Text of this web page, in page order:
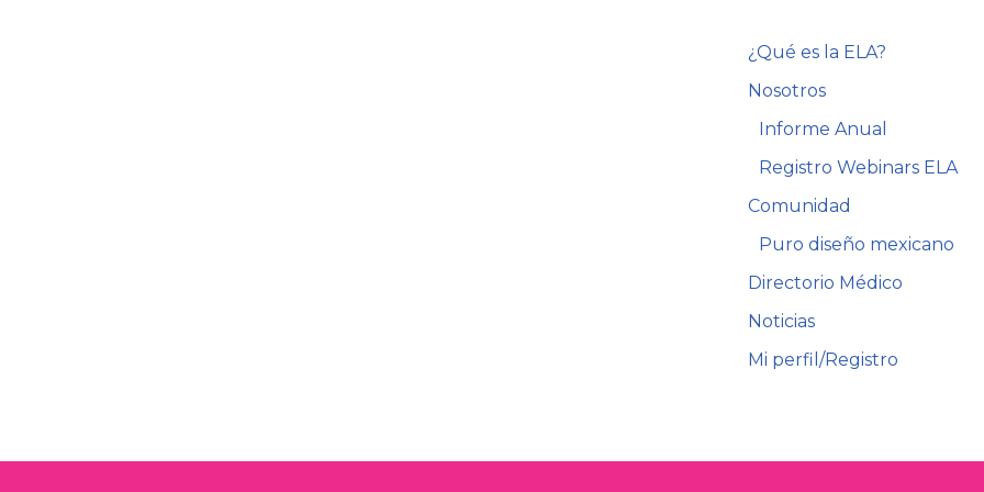
¿Qué es la ELA?
Nosotros
Informe Anual
Registro Webinars ELA
Comunidad
Puro diseño mexicano
Directorio Médico
Noticias
Mi perfil/Registro